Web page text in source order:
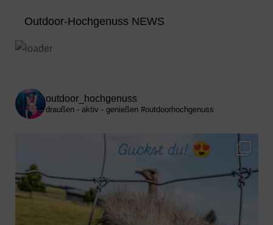
Outdoor-Hochgenuss NEWS
outdoor_hochgenuss
draußen - aktiv - genießen #outdoorhochgenuss